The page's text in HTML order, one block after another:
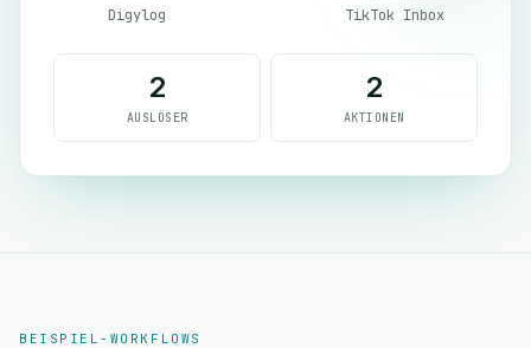
Digylog TikTok Inbox
2
AUSLÖSER
2
AKTIONEN
BEISPIEL-WORKFLOWS